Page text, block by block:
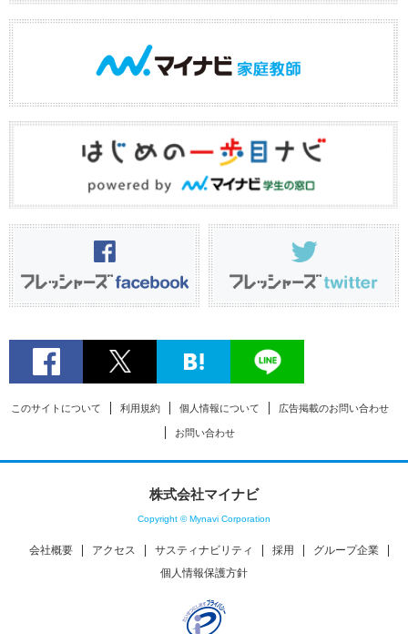
このサイトについて 利用規約 個人情報について 広告掲載のお問い合わせ
お問い合わせ
株式会社マイナビ
Copyright © Mynavi Corporation
会社概要 アクセス サスティナビリティ 採用
グループ企業
個人情報保護方針